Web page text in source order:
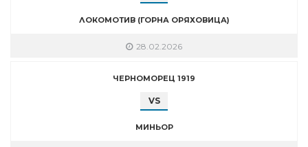
ЛОКОМОТИВ (ГОРНА ОРЯХОВИЦА)
28.02.2026
ЧЕРНОМОРЕЦ 1919
VS
МИНЬОР